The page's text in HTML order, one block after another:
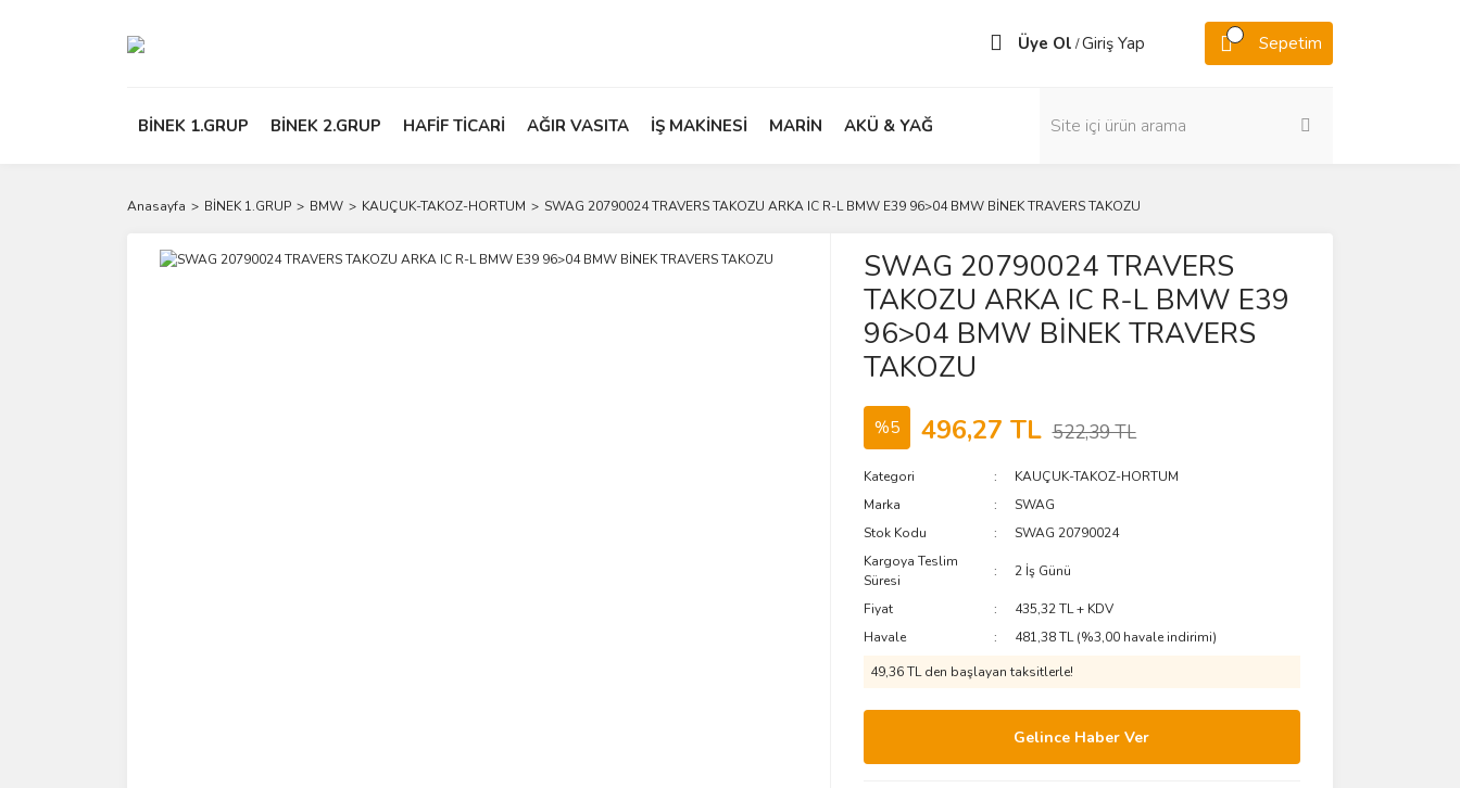
Üye Ol /Giriş Yap Sepetim
BİNEK 1.GRUP BİNEK 2.GRUP HAFİF TİCARİ AĞIR VASITA İŞ MAKİNESİ MARİN AKÜ & YAĞ
Anasayfa BİNEK 1.GRUP BMW KAUÇUK-TAKOZ-HORTUM SWAG 20790024 TRAVERS TAKOZU ARKA IC R-L BMW E39 96>04 BMW BİNEK TRAVERS TAKOZU
SWAG 20790024 TRAVERS
TAKOZU ARKA IC R-L BMW E39
96>04 BMW BİNEK TRAVERS
TAKOZU
%5 496,27 TL 522,39 TL
Kategori
KAUÇUK-TAKOZ-HORTUM
Marka
SWAG
Stok Kodu
SWAG 20790024
Kargoya Teslim
Süresi
2 İş Günü
Fiyat
435,32 TL + KDV
Havale
481,38 TL (%3,00 havale indirimi)
49,36 TL den başlayan taksitlerle!
Gelince Haber Ver